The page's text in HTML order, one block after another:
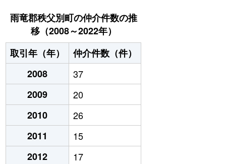
雨竜郡秩父別町の仲介件数の推
移（2008～2022年）
取引年（年）
仲介件数（件）
2008
37
2009
20
2010
26
2011
15
2012
17